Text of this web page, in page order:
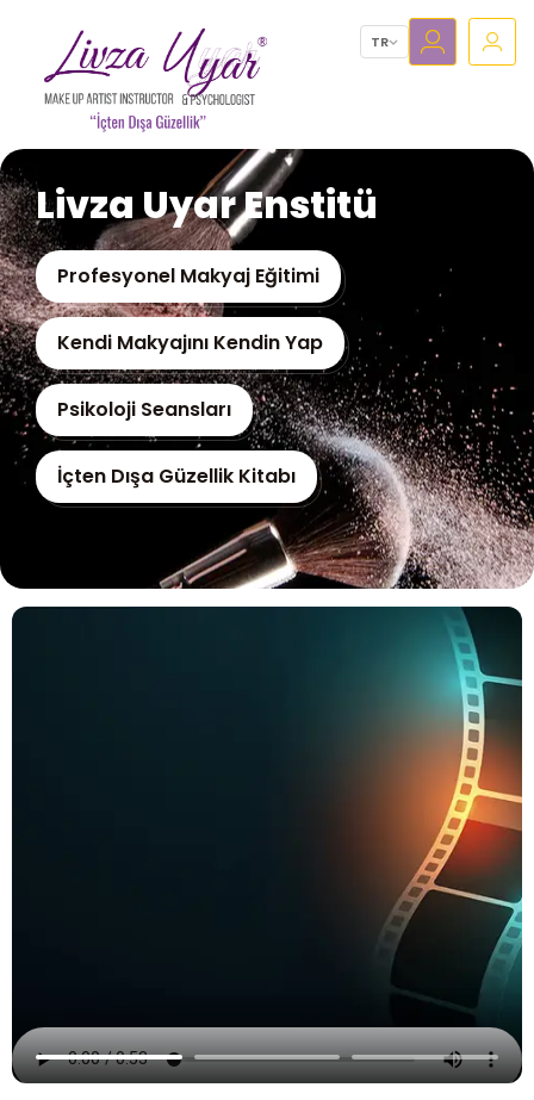
TR
Livza Uyar Enstitü
Profesyonel Makyaj Eğitimi
Kendi Makyajını Kendin Yap
Psikoloji Seansları
İçten Dışa Güzellik Kitabı